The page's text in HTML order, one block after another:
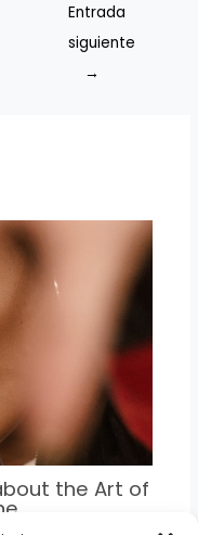
Entrada
siguiente
→
the Art of